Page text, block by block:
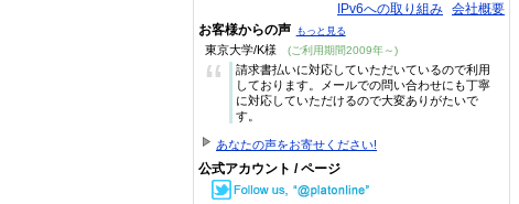
IPv6への取り組み 会社概要
お客様からの声 もっと見る
東京大学/K様 (ご利用期間2009年～)
“
請求書払いに対応していただいているので利用
しております。メールでの問い合わせにも丁寧
に対応していただけるので大変ありがたいで
す。
あなたの声をお寄せください!
公式アカウント / ページ